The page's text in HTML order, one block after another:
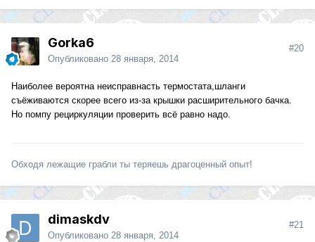
Gorka6
Опубликовано 28 января, 2014
#20
Наиболее вероятна неисправнасть термостата,шланги
съёживаются скорее всего из-за крышки расширительного бачка.
Но помпу рециркуляции проверить всё равно надо.
Обходя лежащие грабли ты теряешь драгоценный опыт!
dimaskdv
Опубликовано 28 января, 2014
#21